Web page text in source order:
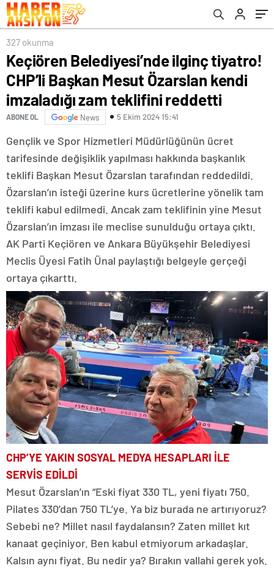
imzaladığı zam teklifini reddetti
327 okunma
Keçiören Belediyesi’nde ilginç tiyatro!
CHP’li Başkan Mesut Özarslan kendi
imzaladığı zam teklifini reddetti
ABONE OL News 5 Ekim 2024 15:41
Gençlik ve Spor Hizmetleri Müdürlüğünün ücret
tarifesinde değişiklik yapılması hakkında başkanlık
teklifi Başkan Mesut Özarslan tarafından reddedildi.
Özarslan’ın isteği üzerine kurs ücretlerine yönelik tam
teklifi kabul edilmedi. Ancak zam teklifinin yine Mesut
Özarslan’ın imzası ile meclise sunulduğu ortaya çıktı.
AK Parti Keçiören ve Ankara Büyükşehir Belediyesi
Meclis Üyesi Fatih Ünal paylaştığı belgeyle gerçeği
ortaya çıkarttı.
CHP’YE YAKIN SOSYAL MEDYA HESAPLARI İLE
SERVİS EDİLDİ
Mesut Özarslan’ın “Eski fiyat 330 TL, yeni fiyatı 750.
Pilates 330’dan 750 TL’ye. Ya biz burada ne artırıyoruz?
Sebebi ne? Millet nasıl faydalansın? Zaten millet kıt
kanaat geçiniyor. Ben kabul etmiyorum arkadaşlar.
Kalsın aynı fiyat. Bu nedir ya? Bırakın vallahi gerek yok.